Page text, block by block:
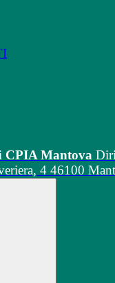
CPIA Mantova
4 46100